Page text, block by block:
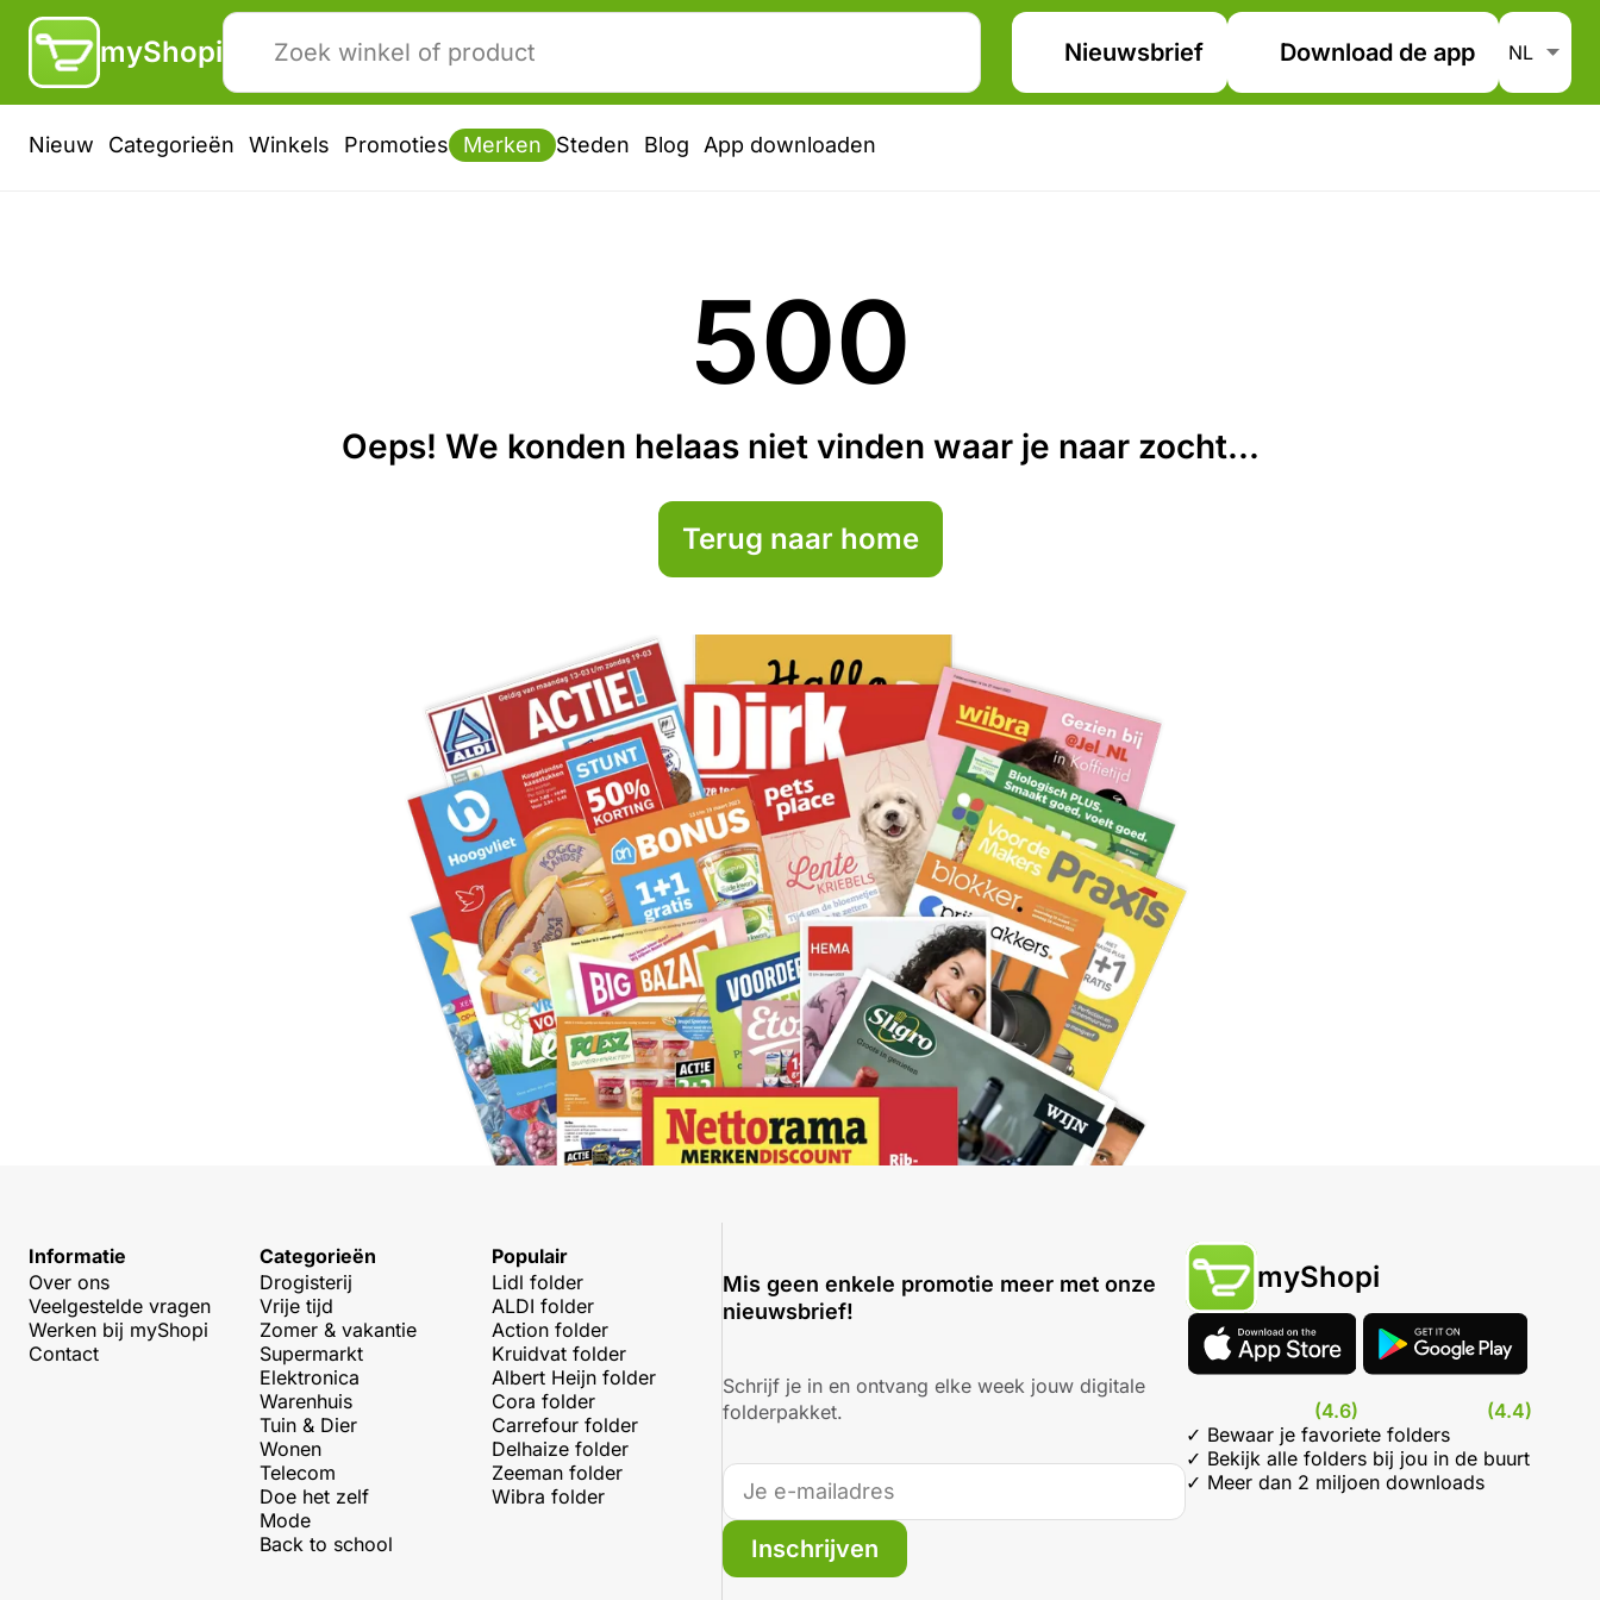
myShopi Nieuwsbrief Download de app
Nieuw Categorieën Winkels Promoties Merken Steden Blog App downloaden
500
Oeps! We konden helaas niet vinden waar je naar zocht...
Terug naar home
Informatie
Over ons
Veelgestelde vragen
Werken bij myShopi
Contact
Categorieën
Drogisterij
Vrije tijd
Zomer & vakantie
Supermarkt
Elektronica
Warenhuis
Tuin & Dier
Wonen
Telecom
Doe het zelf
Mode
Back to school
Populair
Lidl folder
ALDI folder
Action folder
Kruidvat folder
Albert Heijn folder
Cora folder
Carrefour folder
Delhaize folder
Zeeman folder
Wibra folder
Mis geen enkele promotie meer met onze
nieuwsbrief!
Schrijf je in en ontvang elke week jouw digitale
folderpakket.
Inschrijven
myShopi
(4.6)
(4.4)
✓ Bewaar je favoriete folders
✓ Bekijk alle folders bij jou in de buurt
✓ Meer dan 2 miljoen downloads